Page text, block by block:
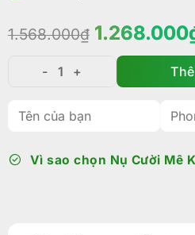
1.568.000₫
Giá
1.568.000₫.
1.268.000
Giá
là:
1.268.000₫.
Tour Cồn Sơn Cao Cấp:
Vì sao chọn Nụ Cười Mê